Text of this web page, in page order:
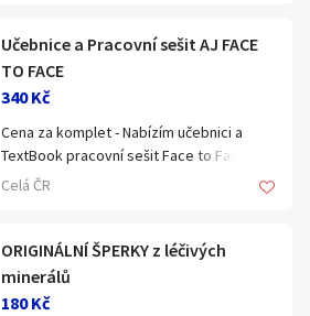
230-42334-3.
Používaná sotva měsíc.
Osobní předání v Praze.
Učebnice a Pracovní sešit AJ FACE
TO FACE
340 Kč
Cena za komplet - Nabízím učebnici a
TextBook pracovní sešit Face to Face
Upper-Intermediate ve stále dobrém
upper-intermediate-students-book-cd-
rom-12039105/
Celá ČR
ORIGINÁLNÍ ŠPERKY z léčivých
minerálů
180 Kč